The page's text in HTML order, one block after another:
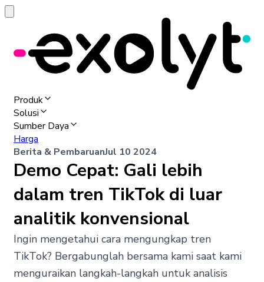
Produk
Solusi
Sumber Daya
Harga
Berita & PembaruanJul 10 2024
Demo Cepat: Gali lebih
dalam tren TikTok di luar
analitik konvensional
Ingin mengetahui cara mengungkap tren
TikTok? Bergabunglah bersama kami saat kami
menguraikan langkah-langkah untuk analisis